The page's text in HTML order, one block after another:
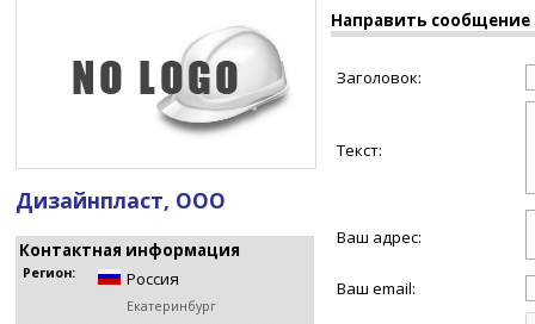
Дизайнпласт, ООО
Контактная информация
Регион: Россия
Екатеринбург
Направить
Заголовок:
Текст:
Ваш адрес:
Ваш email: